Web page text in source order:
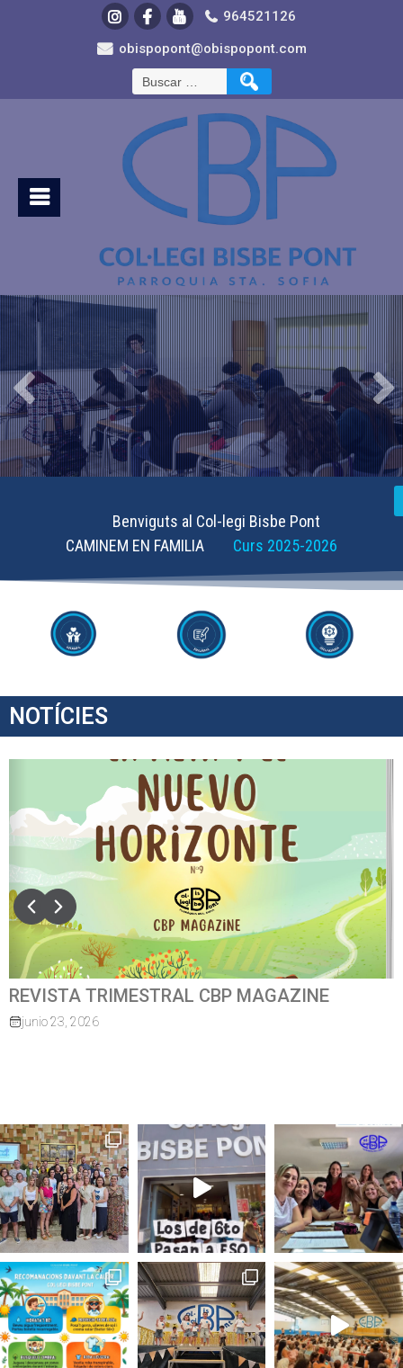
964521126
obispopont@obispopont.com
Benviguts al Col-legi Bisbe Pont
CAMINEM EN FAMILIA Curs 2025-2026
NOTÍCIES
REVISTA TRIMESTRAL CBP MAGAZINE
junio 23, 2026